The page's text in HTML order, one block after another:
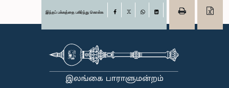
இந்தப் பக்கத்தை பகிர்ந்து கொள்க Facebook